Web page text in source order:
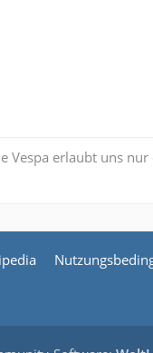
Vespa erlaubt uns